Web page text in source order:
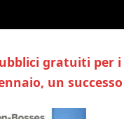
gratuiti per i
un successo